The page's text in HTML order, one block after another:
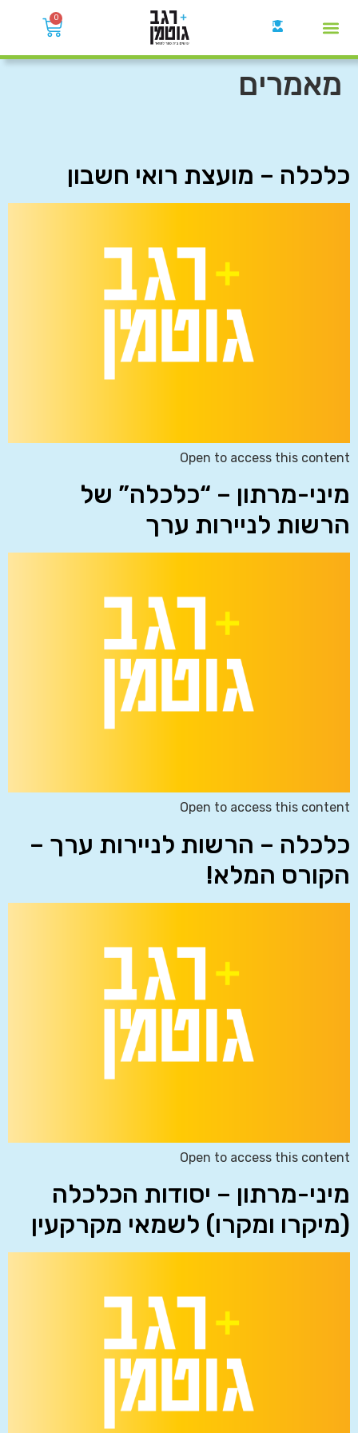
0
מאמרים
כלכלה – מועצת רואי חשבון
Open to access this content
מיני-מרתון – “כלכלה” של
הרשות לניירות ערך
Open to access this content
כלכלה – הרשות לניירות ערך –
הקורס המלא!
Open to access this content
מיני-מרתון – יסודות הכלכלה
(מיקרו ומקרו) לשמאי מקרקעין